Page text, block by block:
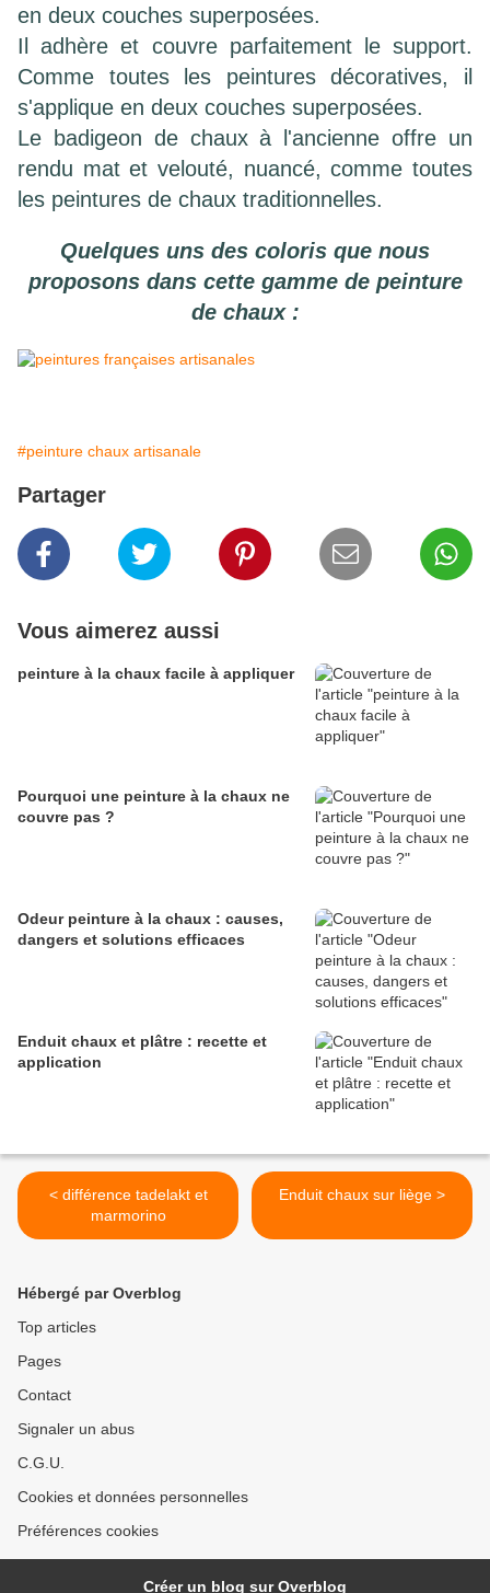
en deux couches superposées.
Il adhère et couvre parfaitement le support.
Comme toutes les peintures décoratives, il
s'applique en deux couches superposées.
Le badigeon de chaux à l'ancienne offre un
rendu mat et velouté, nuancé, comme toutes
les peintures de chaux traditionnelles.
Quelques uns des coloris que nous
proposons dans cette gamme de peinture
de chaux :
#peinture chaux artisanale
Partager
Vous aimerez aussi
peinture à la chaux facile à appliquer
Pourquoi une peinture à la chaux ne
couvre pas ?
Odeur peinture à la chaux : causes,
dangers et solutions efficaces
Enduit chaux et plâtre : recette et
application
< différence tadelakt et
marmorino
Enduit chaux sur liège >
Hébergé par Overblog
Top articles
Pages
Contact
Signaler un abus
C.G.U.
Cookies et données personnelles
Préférences cookies
Créer un blog sur Overblog